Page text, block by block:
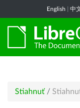
English 中
Stiahnuť /